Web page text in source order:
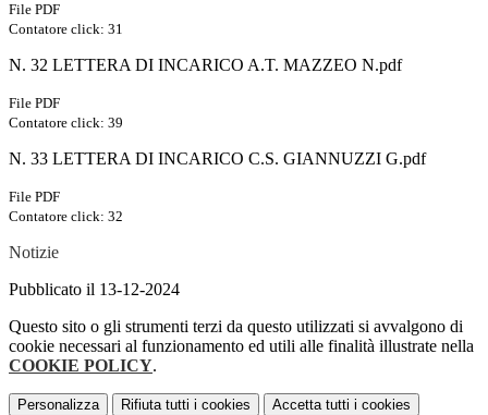
File PDF
Contatore click: 31
N. 32 LETTERA DI INCARICO A.T. MAZZEO N.pdf
File PDF
Contatore click: 39
N. 33 LETTERA DI INCARICO C.S. GIANNUZZI G.pdf
File PDF
Contatore click: 32
Notizie
Pubblicato il 13-12-2024
Questo sito o gli strumenti terzi da questo utilizzati si avvalgono di
cookie necessari al funzionamento ed utili alle finalità illustrate nella
COOKIE POLICY.
Personalizza Rifiuta tutti i cookies Accetta tutti i cookies